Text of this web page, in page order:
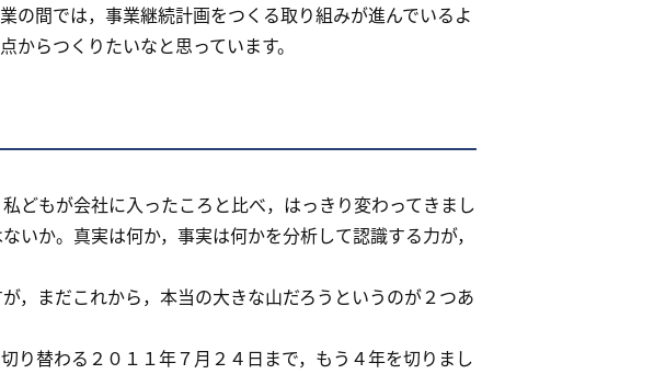
の間では，事業継続計画をつくる取り組みが進んでいるよ
からつくりたいなと思っています。
どもが会社に入ったころと比べ，はっきり変わってきまし
いか。真実は何か，事実は何かを分析して認識する力が，
，まだこれから，本当の大きな山だろうというのが２つあ
り替わる２０１１年７月２４日まで，もう４年を切りまし